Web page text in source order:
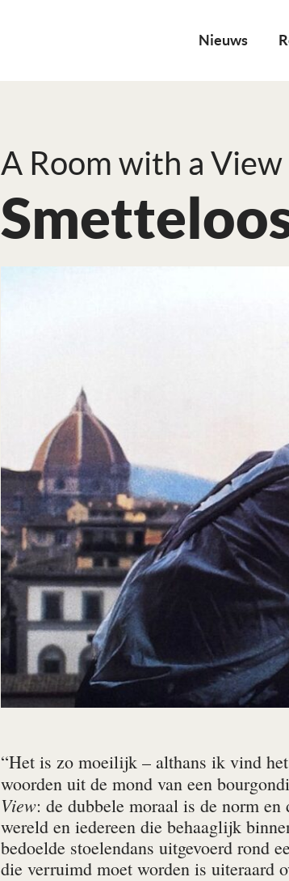
Nieuws
A Room with a View
“Het is zo moeilijk – althans ik vind
woorden uit de mond van een
View: de dubbele moraal is de norm en
wereld en iedereen die behaaglijk
bedoelde stoelendans uitgevoerd rond
die verruimd moet worden is uiteraard